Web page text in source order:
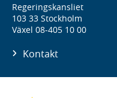
Regeringskansliet
103 33 Stockholm
Växel 08-405 10 00
Kontakt